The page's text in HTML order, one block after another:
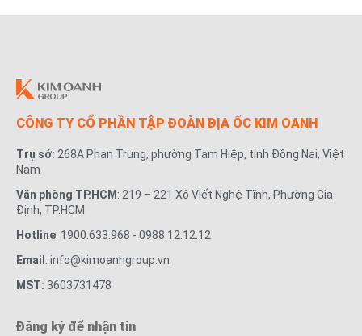
CÔNG TY CỔ PHẦN TẬP ĐOÀN ĐỊA ỐC KIM OANH
Trụ sở: 268A Phan Trung, phường Tam Hiệp, tỉnh Đồng Nai, Việt
Nam
Văn phòng TP.HCM : 219 – 221 Xô Viết Nghệ Tĩnh, Phường Gia
Định, TP.HCM
Hotline: 1900.633.968 - 0988.12.12.12
Email : info@kimoanhgroup.vn
MST: 3603731478
Đăng ký để nhận tin